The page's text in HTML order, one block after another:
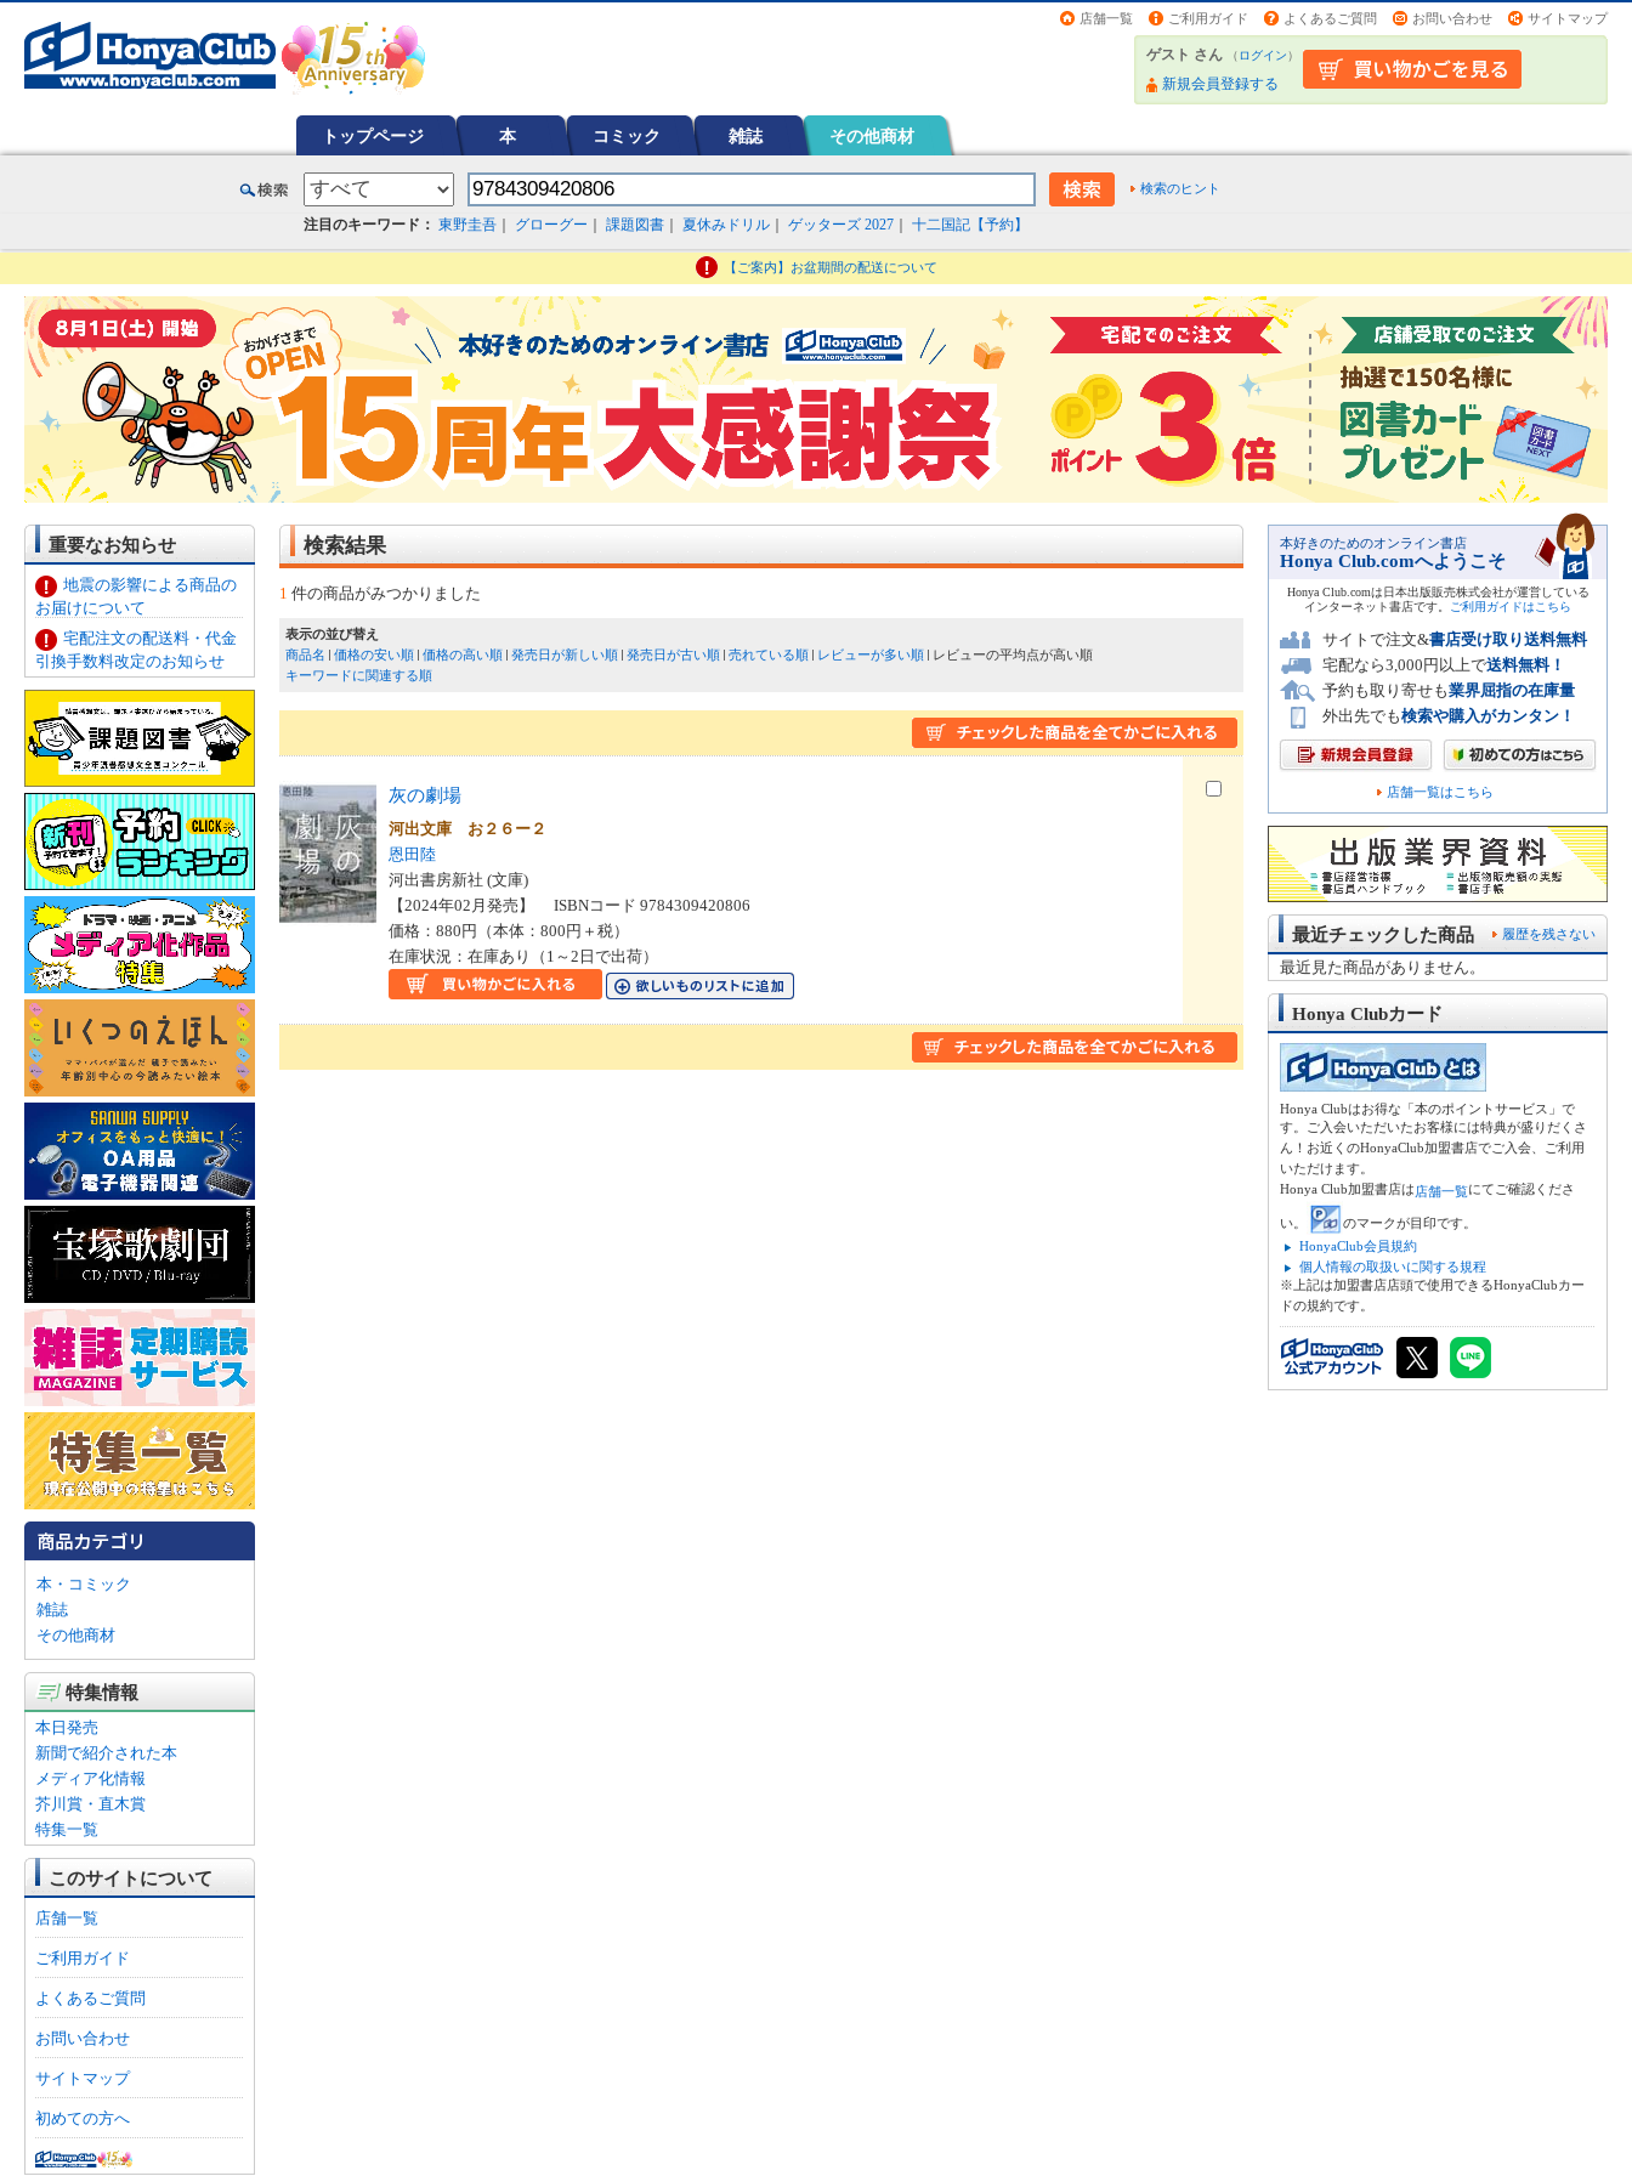
店舗一覧 ご利用ガイド よくあるご質問 お問い合わせ サイトマップ
ゲスト さん （ログイン）
新規会員登録する
トップページ 本 コミック 雑誌 その他商材
検索のヒント
注目のキーワード： 東野圭吾 グローグー 課題図書 夏休みドリル ゲッターズ 2027 十二国記【予約】
【ご案内】お盆期間の配送について
重要なお知らせ
地震の影響による商品の
お届けについて
宅配注文の配送料・代金
引換手数料改定のお知らせ
本・コミック
雑誌
その他商材
特集情報
本日発売
新聞で紹介された本
メディア化情報
芥川賞・直木賞
特集一覧
このサイトについて
店舗一覧
ご利用ガイド
よくあるご質問
お問い合わせ
サイトマップ
初めての方へ
検索結果
1 件の商品がみつかりました
表示の並び替え
商品名
価格の安い順 価格の高い順 発売日が新しい順 発売日が古い順 売れている順 レビューが多い順
レビューの平均点が高い順
キーワードに関連する順
灰の劇場
河出文庫 お２６ー２
恩田陸
河出書房新社 (文庫)
【2024年02月発売】 ISBNコード 9784309420806
価格：880円（本体：800円＋税）
在庫状況：在庫あり（1～2日で出荷）
本好きのためのオンライン書店
Honya Club.comへようこそ
Honya Club.comは日本出版販売株式会社が運営している
インターネット書店です。
ご利用ガイドはこちら
サイトで注文&書店受け取り送料無料
宅配なら3,000円以上で送料無料！
予約も取り寄せも業界屈指の在庫量
外出先でも検索や購入がカンタン！
店舗一覧はこちら
履歴を残さない
最近チェックした商品
最近見た商品がありません。
Honya Clubカード
Honya Clubはお得な「本のポイントサービス」で
す。ご入会いただいたお客様には特典が盛りだくさ
ん！お近くのHonyaClub加盟書店でご入会、ご利用
いただけます。
Honya Club加盟書店は店舗一覧にてご確認くださ
い。
のマークが目印です。
HonyaClub会員規約
個人情報の取扱いに関する規程
※上記は加盟書店店頭で使用できるHonyaClubカー
ドの規約です。